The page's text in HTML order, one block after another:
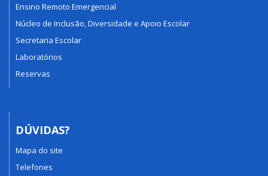
Ensino Remoto Emergencial
Núcleo de Inclusão, Diversidade e Apoio Escolar
Secretaria Escolar
Laboratórios
Reservas
DÚVIDAS?
Mapa do site
Telefones